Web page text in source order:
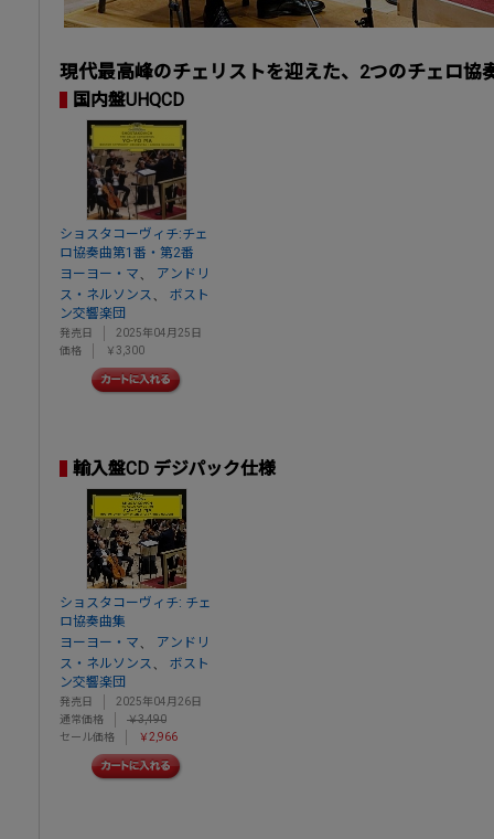
現代最高峰のチェリストを迎えた、2つのチェロ協
国内盤UHQCD
ショスタコーヴィチ:チェ
ロ協奏曲第1番・第2番
ヨーヨー・マ、
アンドリ
ス・ネルソンス、 ボスト
ン交響楽団
発売日
2025年04月25日
価格
￥3,300
輸入盤CD デジパック仕様
ショスタコーヴィチ: チェ
ロ協奏曲集
ヨーヨー・マ
アンドリ
ス・ネルソンス
ボスト
ン交響楽団
発売日
2025年04月26日
通常価格
￥3,490
セール価格
￥2,966